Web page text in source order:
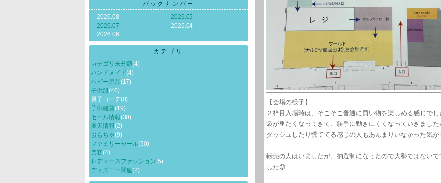
バックナンバー
2026.08
2026.07
2026.06
2026.05
2026.04
カテゴリ
カテゴリ未分類(4)
ハンドメイド(4)
ベビー用品(17)
子供服(40)
親子コーデ(0)
子供雑貨(19)
セール情報(30)
楽天情報(2)
おもちゃ(9)
ファミリーセール(50)
美容(4)
レディースファッション(5)
ディズニー関連(2)
【会場の様子】
２枠目入場時は、そこそこ普通に買い物を楽しめる感じでし
袋が重たくなってきて、勝手に動きにくくなっていきまし
ダッシュしたり慌ててる感じの人もあんまりいなかった気が
転売の人はいましたが、抽選制になったので大勢ではない
した😊